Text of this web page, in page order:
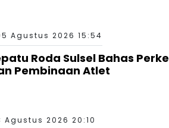
Agustus 2026 15:54
Roda Sulsel Bahas
Pembinaan Atlet
Agustus 2026 20:10